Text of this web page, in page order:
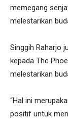
memegang
melestarikan
Singgih Raharjo
kepada The
melestarikan
“Hal ini
positif untuk